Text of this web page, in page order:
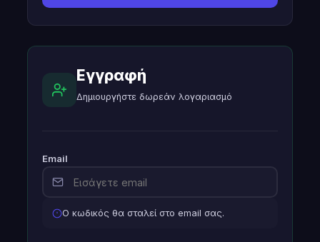
Εγγραφή
Δημιουργήστε δωρεάν λογαριασμό
Email
Ο κωδικός θα σταλεί στο email σας.